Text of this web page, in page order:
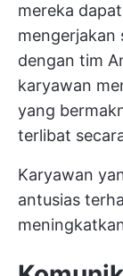
mereka
mengerjakan
dengan tim
karyawan
yang
terlibat
Karyawan
antusias